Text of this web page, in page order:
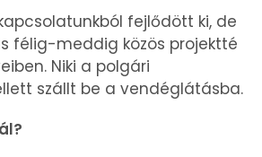
kapcsolatunkból fejlődött ki, de
félig-meddig közös projektté
Niki a polgári
szállt be a vendéglátásba.